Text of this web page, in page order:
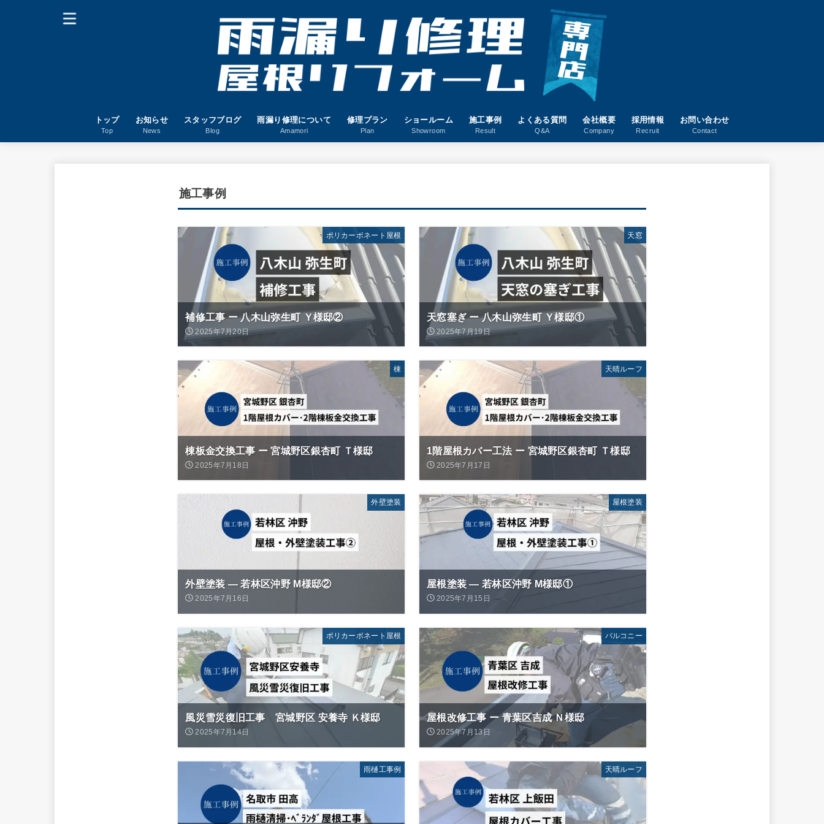
トップ
Top
お知らせ
News
スタッフブログ
Blog
雨漏り修理について
Amamori
修理プラン
Plan
ショールーム
Showroom
施工事例
Result
よくある質問
Q&A
会社概要
Company
採用情報
Recruit
お問い合わせ
Contact
施工事例
ポリカーボネート屋根
補修工事 ー 八木山弥生町 Ｙ様邸②
2025年7月20日
天窓
天窓塞ぎ ー 八木山弥生町 Ｙ様邸①
2025年7月19日
棟
棟板金交換工事 ー 宮城野区銀杏町 Ｔ様邸
2025年7月18日
天晴ルーフ
1階屋根カバー工法 ー 宮城野区銀杏町 Ｔ様邸
2025年7月17日
外壁塗装
外壁塗装 ― 若林区沖野 M様邸②
2025年7月16日
屋根塗装
屋根塗装 ― 若林区沖野 M様邸①
2025年7月15日
ポリカーボネート屋根
風災雪災復旧工事 宮城野区 安養寺 Ｋ様邸
2025年7月14日
バルコニー
屋根改修工事 ー 青葉区吉成 Ｎ様邸
2025年7月13日
雨樋工事例 天晴ルーフ